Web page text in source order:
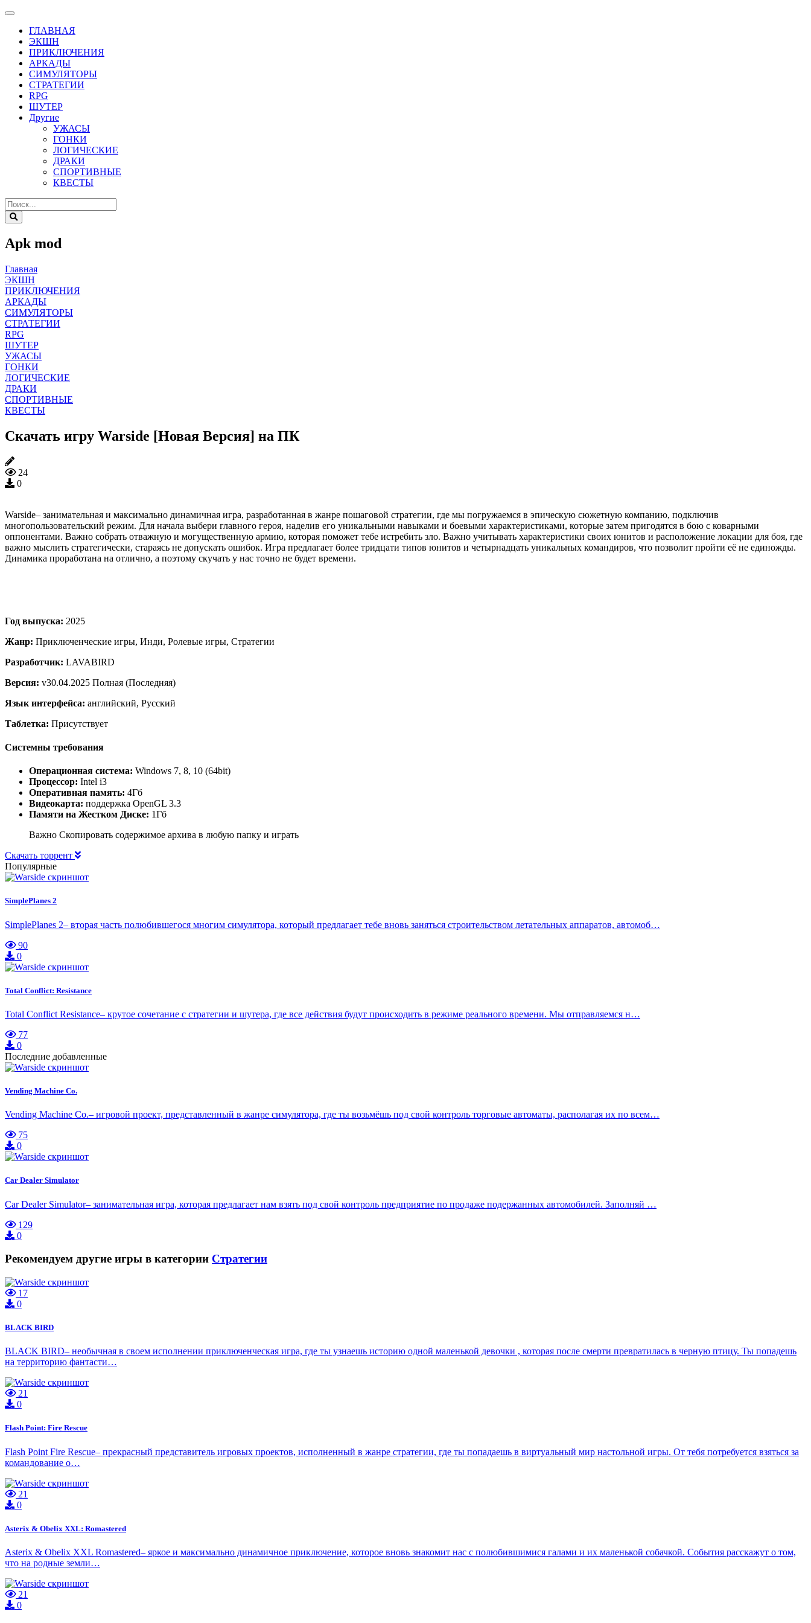
ГЛАВНАЯ
ЭКШН
ПРИКЛЮЧЕНИЯ
АРКАДЫ
СИМУЛЯТОРЫ
СТРАТЕГИИ
RPG
ШУТЕР
Другие
УЖАСЫ
ГОНКИ
ЛОГИЧЕСКИЕ
ДРАКИ
СПОРТИВНЫЕ
КВЕСТЫ
Apk mod
Главная
ЭКШН
ПРИКЛЮЧЕНИЯ
АРКАДЫ
СИМУЛЯТОРЫ
СТРАТЕГИИ
RPG
ШУТЕР
УЖАСЫ
ГОНКИ
ЛОГИЧЕСКИЕ
ДРАКИ
СПОРТИВНЫЕ
КВЕСТЫ
Скачать игру Warside [Новая Версия] на ПК
24
0
Warside– занимательная и максимально динамичная игра, разработанная в жанре пошаговой стратегии, где мы погружаемся в эпическую сюжетную компанию, подключив
многопользовательский режим. Для начала выбери главного героя, наделив его уникальными навыками и боевыми характеристиками, которые затем пригодятся в бою с коварными
оппонентами. Важно собрать отважную и могущественную армию, которая поможет тебе истребить зло. Важно учитывать характеристики своих юнитов и расположение локации для боя, где
важно мыслить стратегически, стараясь не допускать ошибок. Игра предлагает более тридцати типов юнитов и четырнадцать уникальных командиров, что позволит пройти её не единожды.
Динамика проработана на отлично, а поэтому скучать у нас точно не будет времени.
Год выпуска: 2025
Жанр: Приключенческие игры, Инди, Ролевые игры, Стратегии
Разработчик: LAVABIRD
Версия: v30.04.2025 Полная (Последняя)
Язык интерфейса: английский, Русский
Таблетка: Присутствует
Системны требования
Операционная система: Windows 7, 8, 10 (64bit)
Процессор: Intel i3
Оперативная память: 4Гб
Видеокарта: поддержка OpenGL 3.3
Памяти на Жестком Диске: 1Гб
Важно Скопировать содержимое архива в любую папку и играть
Скачать торрент
Популярные
SimplePlanes 2
SimplePlanes 2– вторая часть полюбившегося многим симулятора, который предлагает тебе вновь заняться строительством летательных аппаратов, автомоб…
90
0
Total Conflict: Resistance
Total Conflict Resistance– крутое сочетание с стратегии и шутера, где все действия будут происходить в режиме реального времени. Мы отправляемся н…
77
0
Последние добавленные
Vending Machine Co.
Vending Machine Co.– игровой проект, представленный в жанре симулятора, где ты возьмёшь под свой контроль торговые автоматы, располагая их по всем…
75
0
Car Dealer Simulator
Car Dealer Simulator– занимательная игра, которая предлагает нам взять под свой контроль предприятие по продаже подержанных автомобилей. Заполняй …
129
0
Рекомендуем другие игры в категории Стратегии
17
0
BLACK BIRD
BLACK BIRD– необычная в своем исполнении приключенческая игра, где ты узнаешь историю одной маленькой девочки , которая после смерти превратилась в черную птицу. Ты попадешь
на территорию фантасти…
21
0
Flash Point: Fire Rescue
Flash Point Fire Rescue– прекрасный представитель игровых проектов, исполненный в жанре стратегии, где ты попадаешь в виртуальный мир настольной игры. От тебя потребуется взяться за
командование о…
21
0
Asterix & Obelix XXL: Romastered
Asterix & Obelix XXL Romastered– яркое и максимально динамичное приключение, которое вновь знакомит нас с полюбившимися галами и их маленькой собачкой. События расскажут о том,
что на родные земли…
21
0